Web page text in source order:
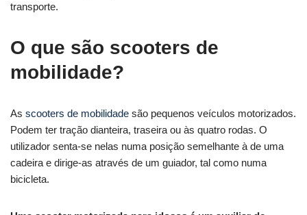
transporte.
O que são scooters de
mobilidade?
As scooters de mobilidade são pequenos veículos motorizados.
Podem ter tração dianteira, traseira ou às quatro rodas. O
utilizador senta-se nelas numa posição semelhante à de uma
cadeira e dirige-as através de um guiador, tal como numa
bicicleta.